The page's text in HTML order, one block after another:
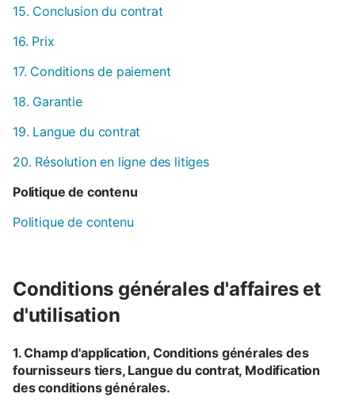
15. Conclusion du contrat
16. Prix
17. Conditions de paiement
18. Garantie
19. Langue du contrat
20. Résolution en ligne des litiges
Politique de contenu
Politique de contenu
Conditions générales d'affaires et
d'utilisation
1. Champ d'application, Conditions générales des
fournisseurs tiers, Langue du contrat, Modification
des conditions générales.